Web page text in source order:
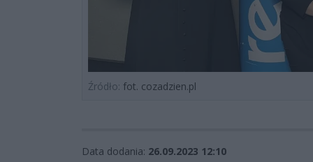
Źródło: fot. cozadzien.pl
Data dodania: 26.09.2023 12:10